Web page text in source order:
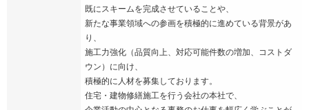
既にスキームを完成させていることや、
新たな事業領域への参画を積極的に進めている背景があ
り、
施工力強化（品質向上、対応可能件数の増加、コストダ
ウン）に向け、
積極的に人材を募集しております。
住宅・建物修繕施工を行う会社の本社で、